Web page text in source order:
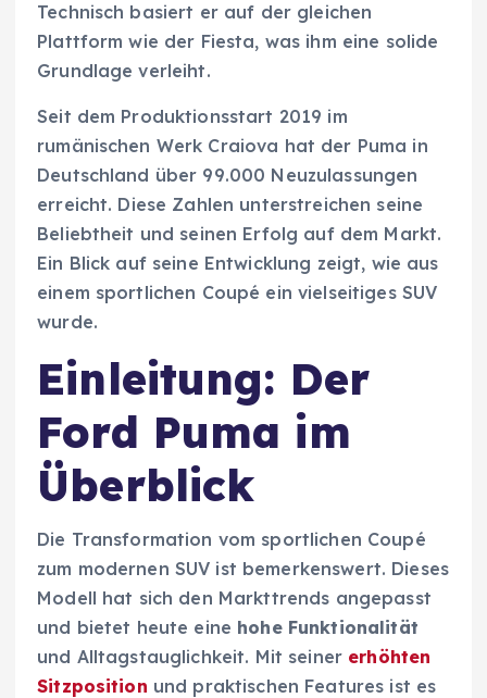
Technisch basiert er auf der gleichen
Plattform wie der Fiesta, was ihm eine solide
Grundlage verleiht.
Seit dem Produktionsstart 2019 im
rumänischen Werk Craiova hat der Puma in
Deutschland über 99.000 Neuzulassungen
erreicht. Diese Zahlen unterstreichen seine
Beliebtheit und seinen Erfolg auf dem Markt.
Ein Blick auf seine Entwicklung zeigt, wie aus
einem sportlichen Coupé ein vielseitiges SUV
wurde.
Einleitung: Der
Ford Puma im
Überblick
Die Transformation vom sportlichen Coupé
zum modernen SUV ist bemerkenswert. Dieses
Modell hat sich den Markttrends angepasst
und bietet heute eine hohe Funktionalität
und Alltagstauglichkeit. Mit seiner erhöhten
Sitzposition und praktischen Features ist es